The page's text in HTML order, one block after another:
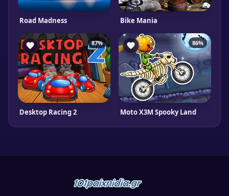
Road Madness Bike Mania
87%
Desktop Racing 2
86%
Moto X3M Spooky Land